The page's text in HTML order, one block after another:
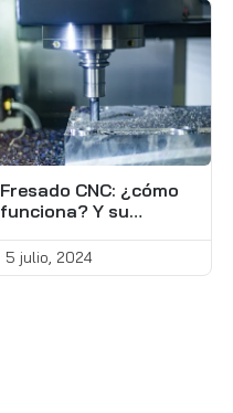
Fresado CNC: ¿cómo
funciona? Y su
torneado CNC
5 julio, 2024